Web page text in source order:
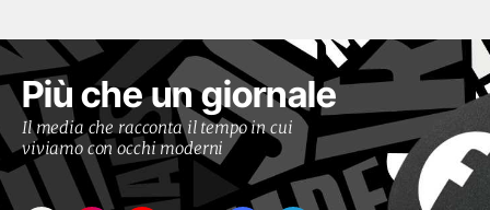
Più che un giornale
Il media che racconta il tempo in cui
viviamo con occhi moderni